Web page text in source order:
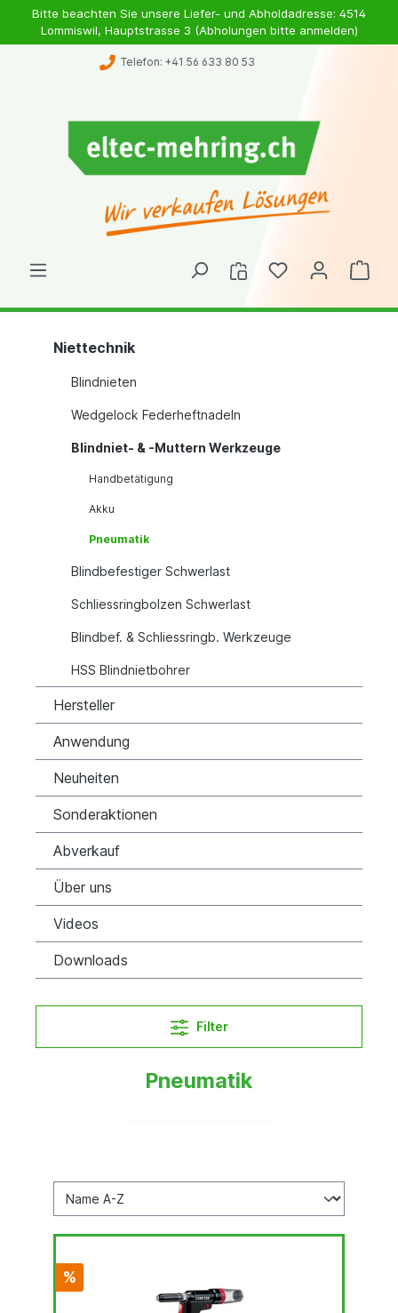
Bitte beachten Sie unsere Liefer- und Abholdadresse: 4514
Lommiswil, Hauptstrasse 3 (Abholungen bitte anmelden)
Whatsapp: +41 79 363 98 46
Niettechnik
Blindnieten
Wedgelock Federheftnadeln
Blindniet- & -Muttern Werkzeuge
Handbetätigung
Akku
Pneumatik
Blindbefestiger Schwerlast
Schliessringbolzen Schwerlast
Blindbef. & Schliessringb. Werkzeuge
HSS Blindnietbohrer
Hersteller
Anwendung
Neuheiten
Sonderaktionen
Abverkauf
Über uns
Videos
Downloads
Filter
Pneumatik
%